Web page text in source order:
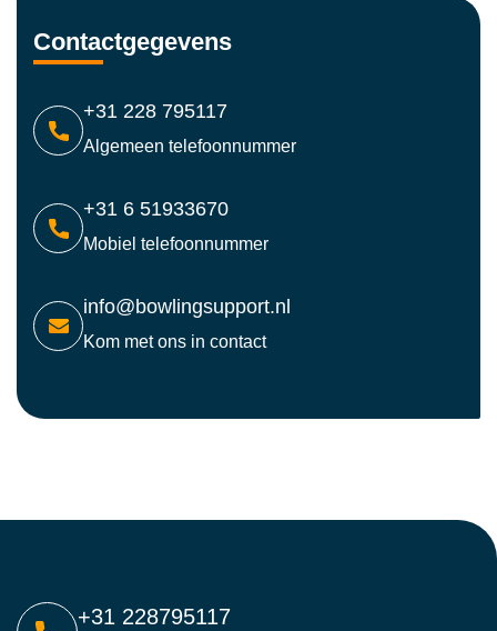
Contactgegevens
+31 228 795117
Algemeen telefoonnummer
+31 6 51933670
Mobiel telefoonnummer
info@bowlingsupport.nl
Kom met ons in contact
+31 228795117